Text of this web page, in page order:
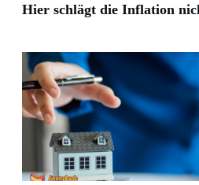
Hier schlägt die Inflation